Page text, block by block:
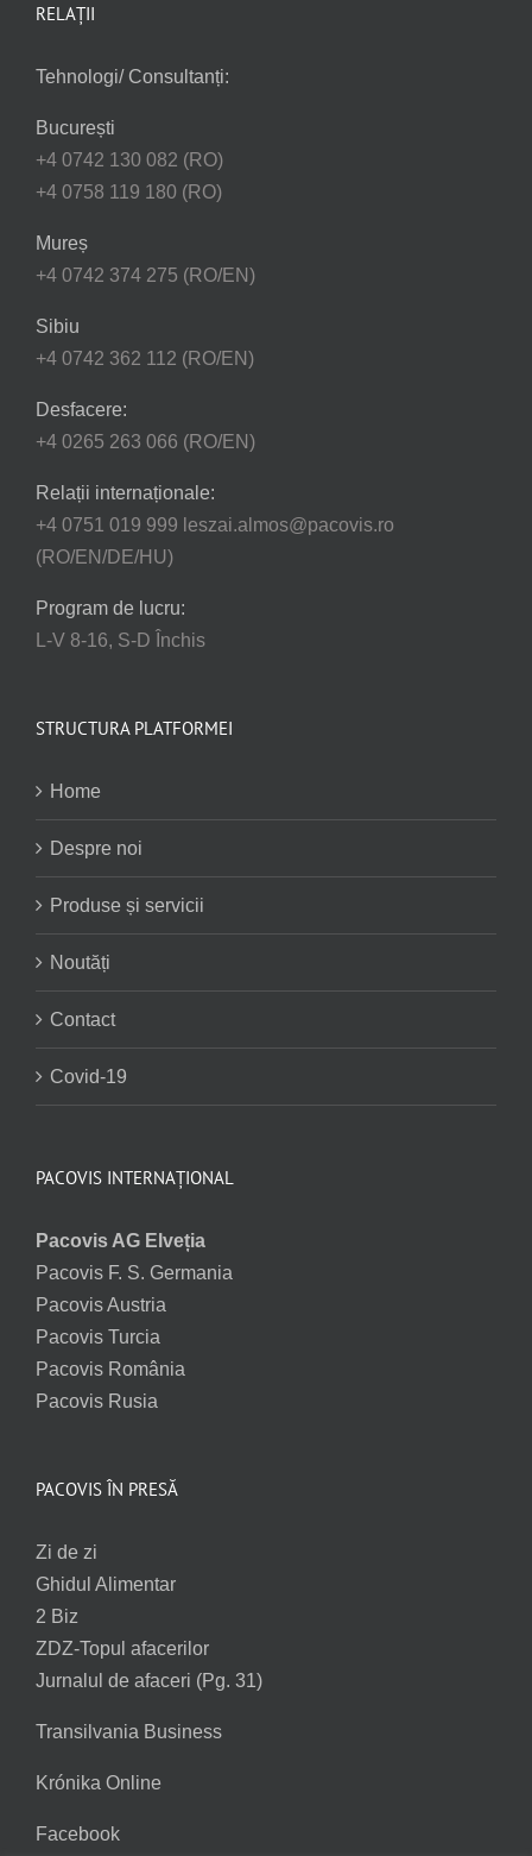
RELAȚII
Tehnologi/ Consultanți:
București
+4 0742 130 082 (RO)
+4 0758 119 180 (RO)
Mureș
+4 0742 374 275 (RO/EN)
Sibiu
+4 0742 362 112 (RO/EN)
Desfacere:
+4 0265 263 066 (RO/EN)
Relații internaționale:
+4 0751 019 999 leszai.almos@pacovis.ro
(RO/EN/DE/HU)
Program de lucru:
L-V 8-16, S-D Închis
STRUCTURA PLATFORMEI
Home
Despre noi
Produse și servicii
Noutăți
Contact
Covid-19
PACOVIS INTERNAȚIONAL
Pacovis AG Elveția
Pacovis F. S. Germania
Pacovis Austria
Pacovis Turcia
Pacovis România
Pacovis Rusia
PACOVIS ÎN PRESĂ
Zi de zi
Ghidul Alimentar
2 Biz
ZDZ-Topul afacerilor
Jurnalul de afaceri (Pg. 31)
Transilvania Business
Krónika Online
Facebook